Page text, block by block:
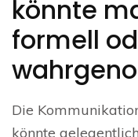
könnte
formell
Die
könnte